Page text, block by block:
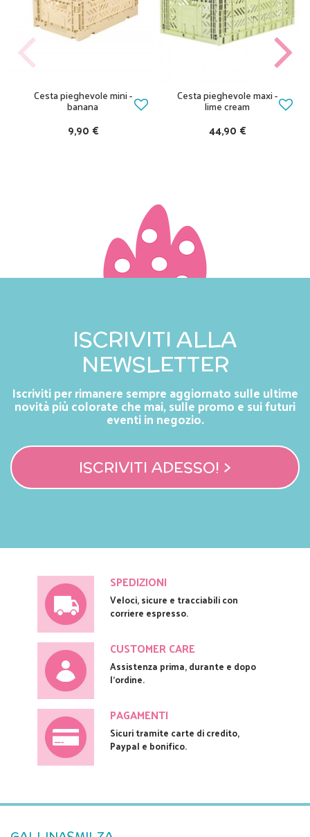
Cesta pieghevole mini -
banana
9,90 €
Cesta pieghevole maxi -
lime cream
44,90 €
ISCRIVITI ALLA
NEWSLETTER
Iscriviti per rimanere sempre aggiornato sulle ultime
novità più colorate che mai, sulle promo e sui futuri
eventi in negozio.
ISCRIVITI ADESSO! >
SPEDIZIONI
Veloci, sicure e tracciabili con
corriere espresso.
CUSTOMER CARE
Assistenza prima, durante e dopo
l'ordine.
PAGAMENTI
Sicuri tramite carte di credito,
Paypal e bonifico.